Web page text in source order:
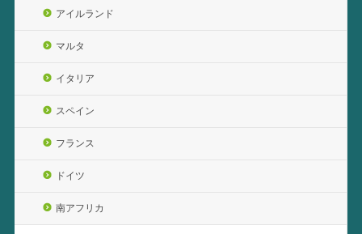
アイルランド
マルタ
イタリア
スペイン
フランス
ドイツ
南アフリカ